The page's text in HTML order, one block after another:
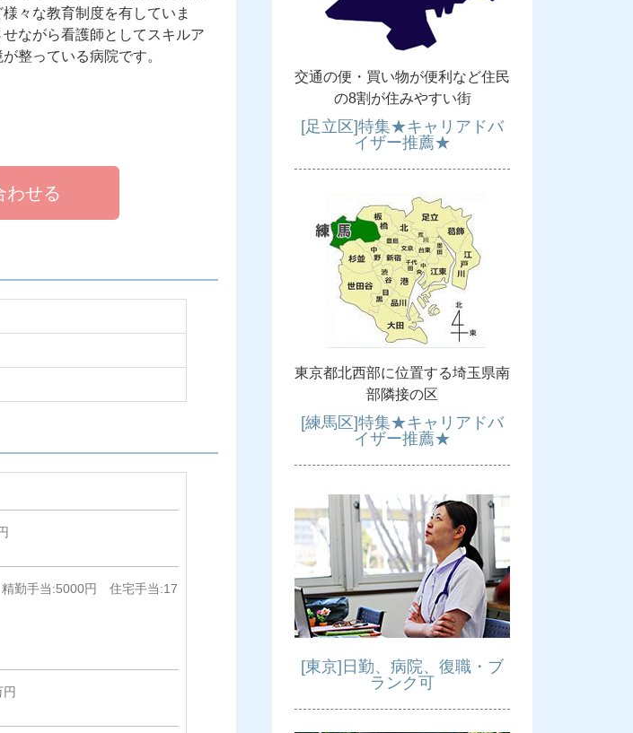
々な教育制度を有していま
ながら看護師としてスキルア
整っている病院です。
わせる
勤手当:5000円 住宅手当:17
交通の便・買い物が便利など住民
の8割が住みやすい街
[足立区]特集★キャリアドバ
イザー推薦★
東京都北西部に位置する埼玉県南
部隣接の区
[練馬区]特集★キャリアドバ
イザー推薦★
[東京]日勤、病院、復職・ブ
ランク可